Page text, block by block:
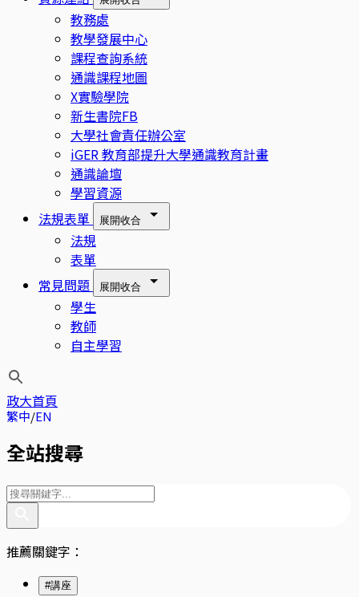
教務處
教學發展中心
課程查詢系統
通識課程地圖
X實驗學院
新生書院FB
大學社會責任辦公室
iGER 教育部提升大學通識教育計畫
通識論壇
學習資源
法規表單
展開收合
法規
表單
常見問題
展開收合
學生
教師
自主學習
政大首頁
繁中 EN
全站搜尋
推薦關鍵字：
#講座